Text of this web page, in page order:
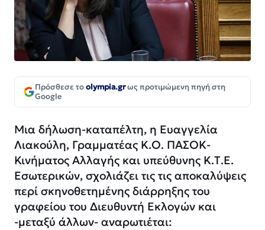
Πρόσθεσε τοolympia.grως προτιμώμενη πηγή στη
Google
Μια δήλωση-καταπέλτη, η Ευαγγελία
Λιακούλη, Γραμματέας Κ.Ο. ΠΑΣΟΚ-
Κινήματος Αλλαγής και υπεύθυνης Κ.Τ.Ε.
Εσωτερικών, σχολιάζει τις τις αποκαλύψεις
περί σκηνοθετημένης διάρρηξης του
γραφείου του Διευθυντή Εκλογών και
-μεταξύ άλλων- αναρωτιέται: